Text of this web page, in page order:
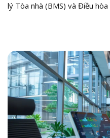
lý Tòa nhà (BMS) và Điều hòa